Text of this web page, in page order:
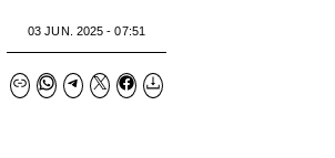
03 JUN. 2025 - 07:51